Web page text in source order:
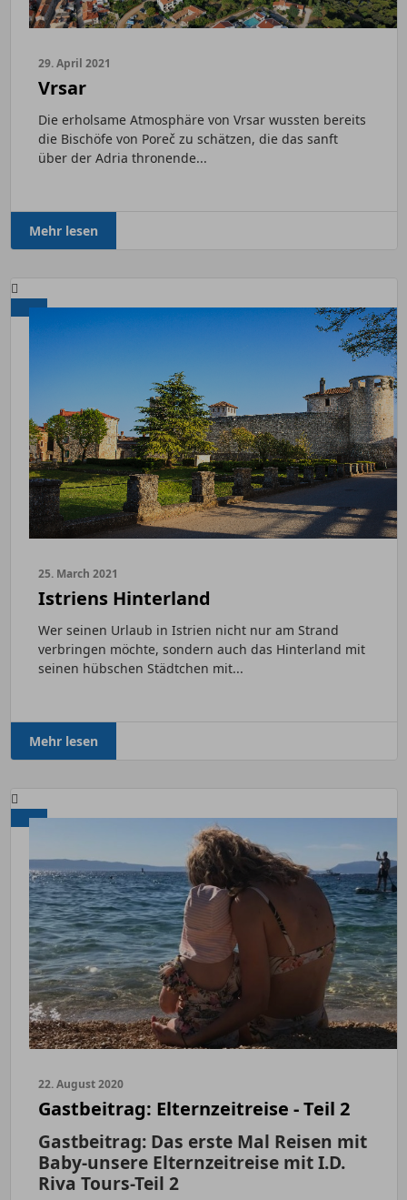
29. April 2021
Vrsar
Die erholsame Atmosphäre von Vrsar wussten bereits
die Bischöfe von Poreč zu schätzen, die das sanft
über der Adria thronende...
Mehr lesen
25. March 2021
Istriens Hinterland
Wer seinen Urlaub in Istrien nicht nur am Strand
verbringen möchte, sondern auch das Hinterland mit
seinen hübschen Städtchen mit...
Mehr lesen
22. August 2020
Gastbeitrag: Elternzeitreise - Teil 2
Gastbeitrag: Das erste Mal Reisen mit
Baby-unsere Elternzeitreise mit I.D.
Riva Tours-Teil 2